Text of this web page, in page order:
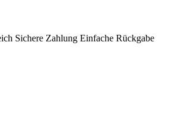
Sichere Zahlung Einfache Rückgabe